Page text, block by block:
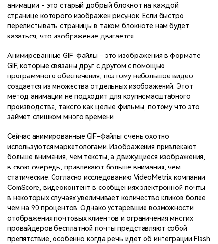
анимации - это старый добрый блокнот на каждой
странице которого изображен рисунок. Если быстро
перелистывать страницы в таком блокноте нам будет
казаться, что изображение двигается.
Анимированные GIF-файлы - это изображения в формате
GIF, которые связаны друг с другом с помощью
программного обеспечения, поэтому небольшое видео
создается из множества отдельных изображений. Этот
метод анимации не подходит для крупномасштабного
производства, такого как целые фильмы, потому что это
займет слишком много времени.
Сейчас анимированные GIF-файлы очень охотно
используются маркетологами. Изображения привлекают
больше внимания, чем тексты, а движущиеся изображения,
в свою очередь, привлекают больше внимания, чем
статические. Согласно исследованию VideoMetrix компании
ComScore, видеоконтент в сообщениях электронной почты
в некоторых случаях увеличивает количество кликов более
чем на 90 процентов. Однако устаревшие возможности
отображения почтовых клиентов и ограничения многих
провайдеров бесплатной почты представляют собой
препятствие, особенно когда речь идет об интеграции Flash